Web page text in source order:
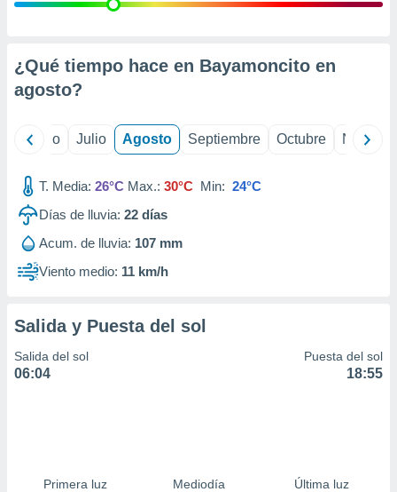
e
mediante
publicidad
de
1199
¿Qué tiempo hace en Bayamoncito en
agosto?
Junio Julio Agosto Septiembre Octubre
T. Media: 26°C Max.: 30°C Min: 24°C
Días de lluvia: 22 días
Acum. de lluvia: 107 mm
Viento medio: 11 km/h
Salida y Puesta del sol
Salida del sol
06:04
Puesta del sol
18:55
Primera luz
Mediodía
Última luz